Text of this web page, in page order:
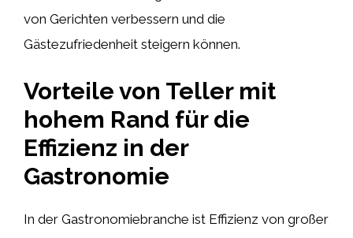
von Gerichten verbessern und die
Gästezufriedenheit steigern können.
Vorteile von Teller mit
hohem Rand für die
Effizienz in der
Gastronomie
In der Gastronomiebranche ist Effizienz von großer